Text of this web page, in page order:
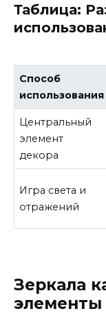
Таблица:
Способ
использования
Центральный
элемент
декора
Игра света и
отражений
Зеркала
элементы